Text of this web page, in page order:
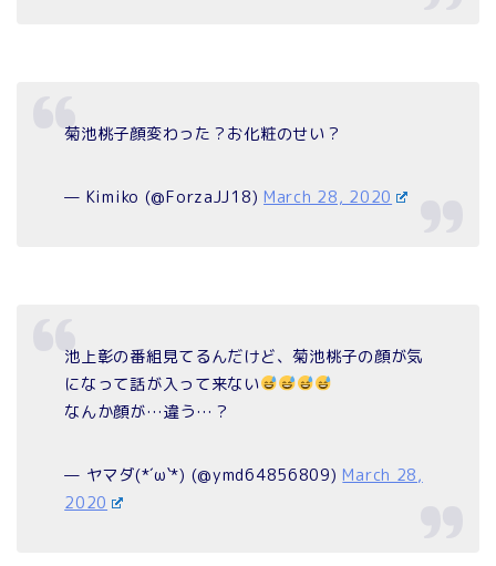
菊池桃子顔変わった？お化粧のせい？
— Kimiko (@ForzaJJ18)March 28, 2020
池上彰の番組見てるんだけど、菊池桃子の顔が気
になって話が入って来ない
なんか顔が…違う…？
— ヤマダ(*´ω`*) (@ymd64856809)March 28,
2020